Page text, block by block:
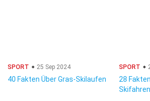
SPORT 25 Sep 2024
40 Fakten Über Gras-Skilaufen
SPORT
28
Skifahren